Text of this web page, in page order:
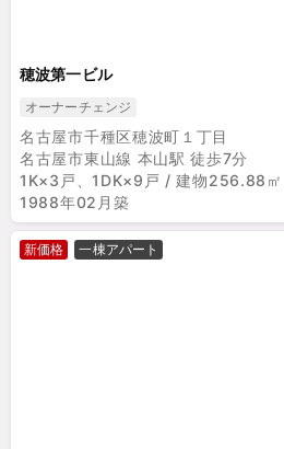
穂波第一ビル
オーナーチェンジ
名古屋市千種区穂波町１丁目
名古屋市東山線 本山駅 徒歩7分
1K×3戸、1DK×9戸 / 建物256.88
1988年02月築
新価格 一棟アパート